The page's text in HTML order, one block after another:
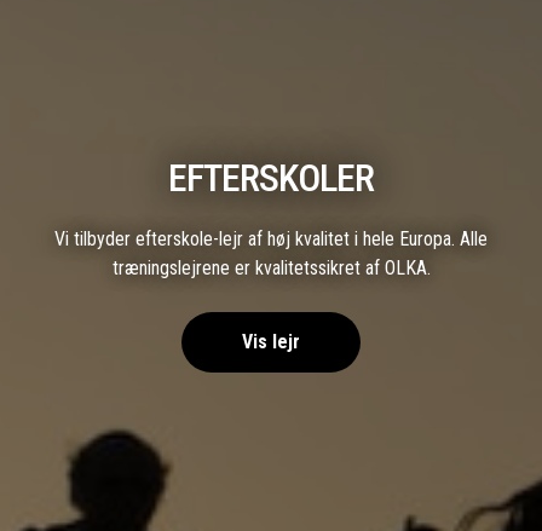
EFTERSKOLER
Vi tilbyder efterskole-lejr af høj kvalitet i hele Europa. Alle
træningslejrene er kvalitetssikret af OLKA.
Vis lejr